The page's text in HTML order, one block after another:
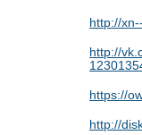
http://
http://
https://
http://